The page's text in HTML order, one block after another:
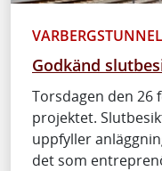
Godkänd
Torsdagen den 26
projektet.
uppfyller
det som